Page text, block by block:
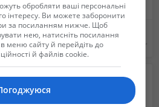
Японские Кованные Диски Decorsa ( ХРОМ ) R17
9 100 грн.
обробляти ваші персональні
інтересу. Ви можете заборонити
за посиланням нижче. Щоб
нею, натисніть посилання
в меню сайту й перейдіть до
й файлів cookie.